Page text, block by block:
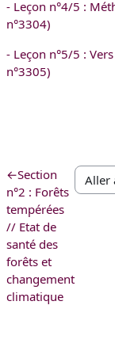
- Leçon n°4/5 :
n°3304)
- Leçon n°5/5 :
n°3305)
←Section
n°2 : Forêts
tempérées
// Etat de
santé des
forêts et
changement
climatique